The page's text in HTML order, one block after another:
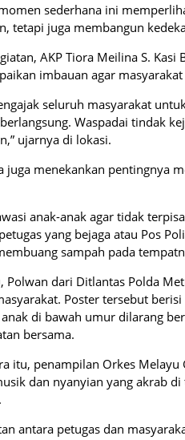
sederhana ini
tetapi juga membangun
AKP Tiora Meilina S.
imbauan agar
seluruh masyarakat
Waspadai tindak
ujarnya di lokasi.
juga menekankan pentingnya
anak-anak agar tidak
yang bejaga atau Pos
sampah pada
Polwan dari Ditlantas Polda
Poster tersebut
di bawah umur dilarang
bersama.
itu, penampilan Orkes
dan nyanyian yang akrab
antara petugas dan